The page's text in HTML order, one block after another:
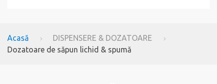
Acasă
DISPENSERE & DOZATOARE
Dozatoare de săpun lichid & spumă